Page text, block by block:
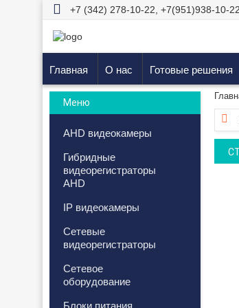
+7 (342) 278-10-22 +7(951)938-10-22
Главная О нас Готовые решения
Меню
AHD видеокамеры
Гибридные
видеорегистраторы
AHD
IP видеокамеры
Сетевые
видеорегистраторы
Сетевое
оборудование
Блоки питания